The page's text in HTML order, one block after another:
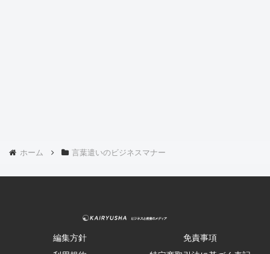
ホーム 言葉遣いのビジネスマナー
編集方針
免責事項